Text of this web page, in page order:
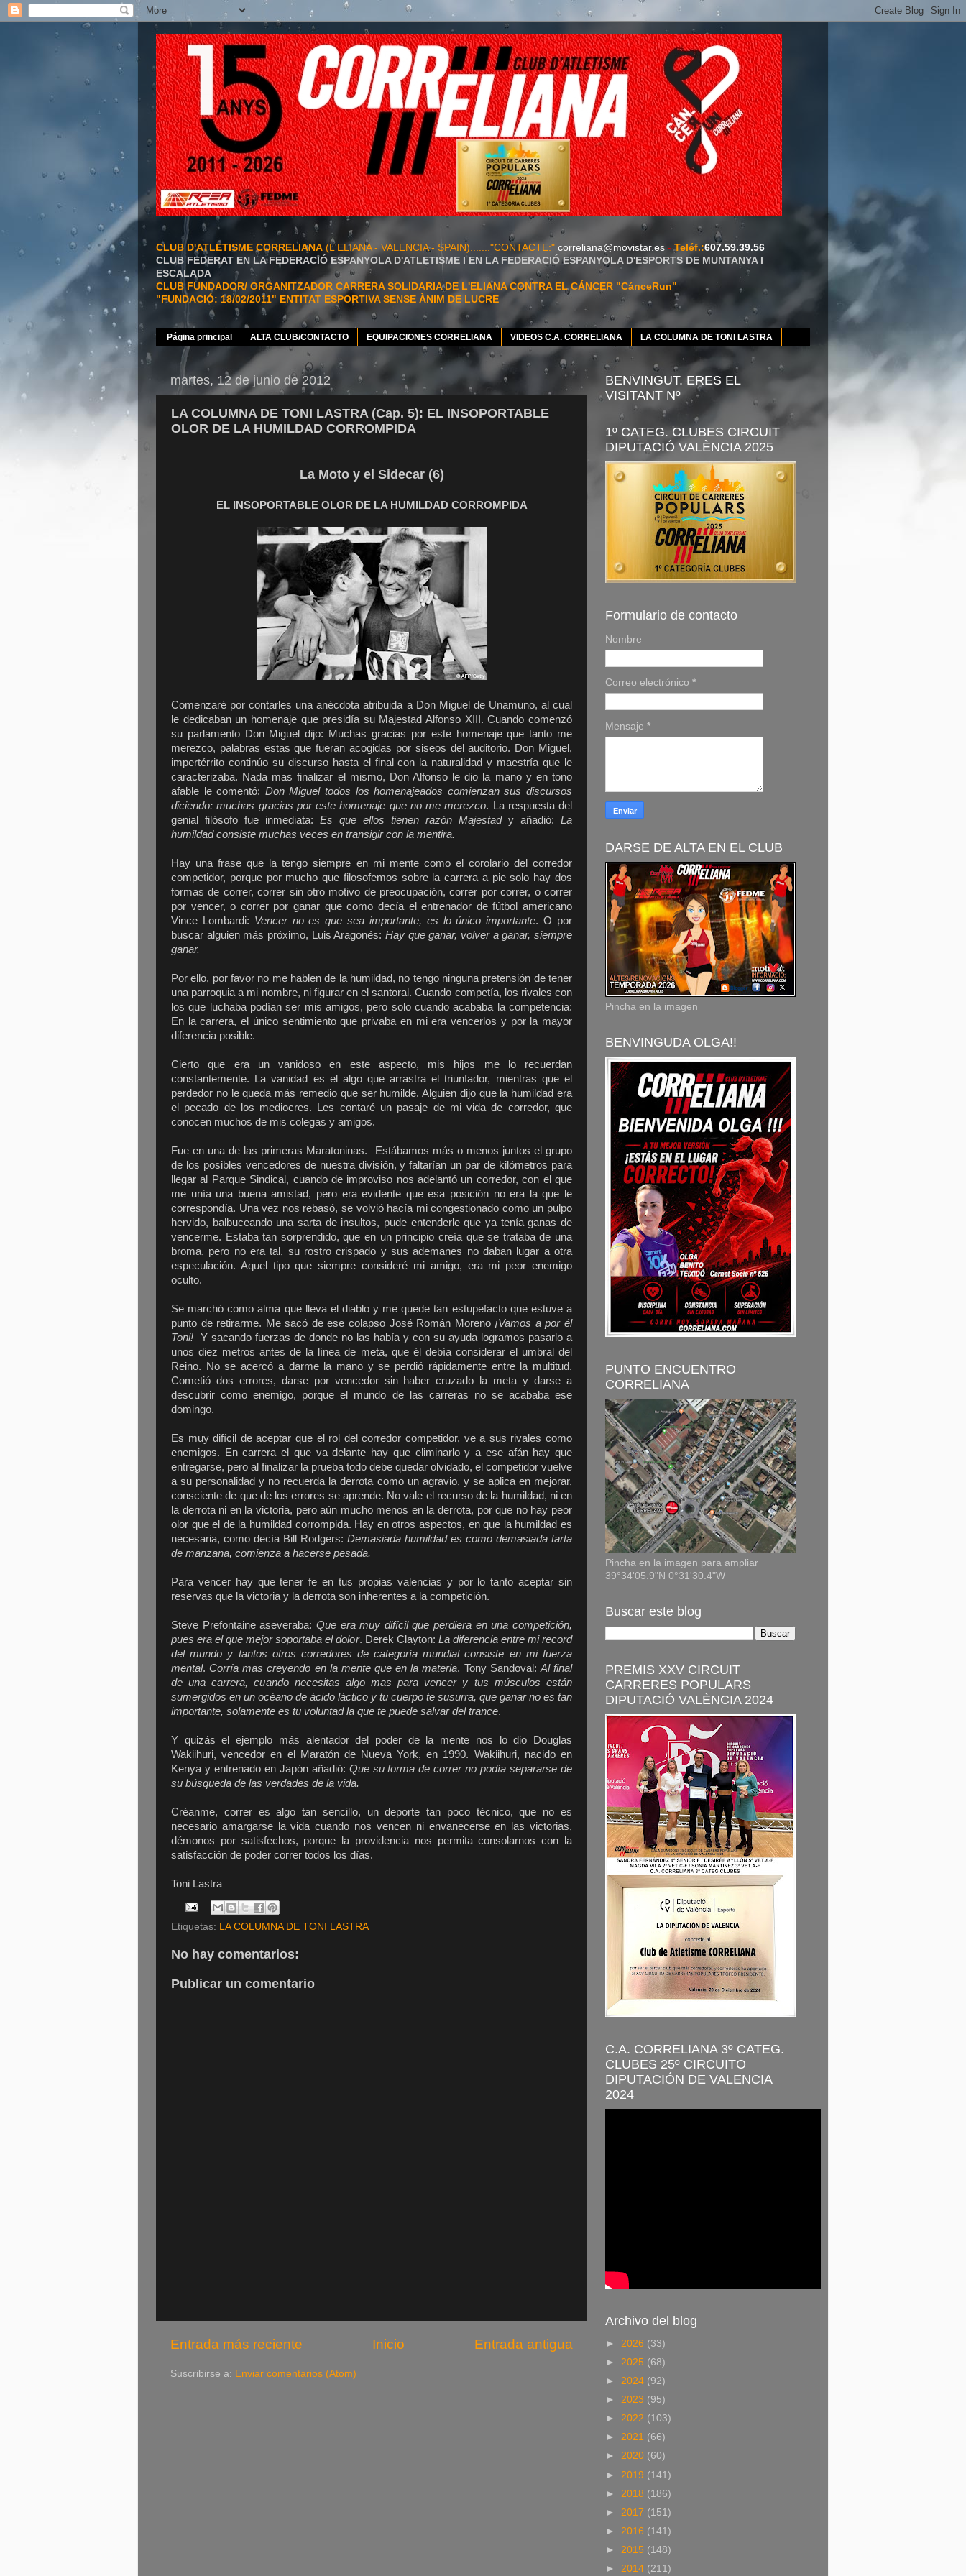
CLUB D'ATLETISME CORRELIANA (L'ELIANA - VALENCIA - SPAIN)......."CONTACTE:" correliana@movistar.es -Teléf.:607.59.39.56
CLUB FEDERAT EN LA FEDERACIÓ ESPANYOLA D'ATLETISME I EN LA FEDERACIÓ ESPANYOLA D'ESPORTS DE MUNTANYA I
ESCALADA
CLUB FUNDADOR/ ORGANITZADOR CARRERA SOLIDARIA DE L'ELIANA CONTRA EL CÁNCER "CánceRun"
"FUNDACIÓ: 18/02/2011" ENTITAT ESPORTIVA SENSE ÀNIM DE LUCRE
Página principal ALTA CLUB/CONTACTO EQUIPACIONES CORRELIANA VIDEOS C.A. CORRELIANA LA COLUMNA DE TONI LASTRA
martes, 12 de junio de 2012
LA COLUMNA DE TONI LASTRA (Cap. 5): EL INSOPORTABLE
OLOR DE LA HUMILDAD CORROMPIDA
La Moto y el Sidecar (6)
EL INSOPORTABLE OLOR DE LA HUMILDAD CORROMPIDA
Comenzaré por contarles una anécdota atribuida a Don Miguel de Unamuno, al cual
le dedicaban un homenaje que presidía su Majestad Alfonso XIII. Cuando comenzó
su parlamento Don Miguel dijo: Muchas gracias por este homenaje que tanto me
merezco, palabras estas que fueran acogidas por siseos del auditorio. Don Miguel,
impertérrito continúo su discurso hasta el final con la naturalidad y maestría que le
caracterizaba. Nada mas finalizar el mismo, Don Alfonso le dio la mano y en tono
afable le comentó: Don Miguel todos los homenajeados comienzan sus discursos
diciendo: muchas gracias por este homenaje que no me merezco. La respuesta del
genial filósofo fue inmediata: Es que ellos tienen razón Majestad y añadió: La
humildad consiste muchas veces en transigir con la mentira.
Hay una frase que la tengo siempre en mi mente como el corolario del corredor
competidor, porque por mucho que filosofemos sobre la carrera a pie solo hay dos
formas de correr, correr sin otro motivo de preocupación, correr por correr, o correr
por vencer, o correr por ganar que como decía el entrenador de fútbol americano
Vince Lombardi: Vencer no es que sea importante, es lo único importante. O por
buscar alguien más próximo, Luis Aragonés: Hay que ganar, volver a ganar, siempre
ganar.
Por ello, por favor no me hablen de la humildad, no tengo ninguna pretensión de tener
una parroquia a mi nombre, ni figurar en el santoral. Cuando competía, los rivales con
los que luchaba podían ser mis amigos, pero solo cuando acababa la competencia:
En la carrera, el único sentimiento que privaba en mi era vencerlos y por la mayor
diferencia posible.
Cierto que era un vanidoso en este aspecto, mis hijos me lo recuerdan
constantemente. La vanidad es el algo que arrastra el triunfador, mientras que el
perdedor no le queda más remedio que ser humilde. Alguien dijo que la humildad era
el pecado de los mediocres. Les contaré un pasaje de mi vida de corredor, que
conocen muchos de mis colegas y amigos.
Fue en una de las primeras Maratoninas. Estábamos más o menos juntos el grupo
de los posibles vencedores de nuestra división, y faltarían un par de kilómetros para
llegar al Parque Sindical, cuando de improviso nos adelantó un corredor, con el que
me unía una buena amistad, pero era evidente que esa posición no era la que le
correspondía. Una vez nos rebasó, se volvió hacía mi congestionado como un pulpo
hervido, balbuceando una sarta de insultos, pude entenderle que ya tenía ganas de
vencerme. Estaba tan sorprendido, que en un principio creía que se trataba de una
broma, pero no era tal, su rostro crispado y sus ademanes no daban lugar a otra
especulación. Aquel tipo que siempre consideré mi amigo, era mi peor enemigo
oculto.
Se marchó como alma que lleva el diablo y me quede tan estupefacto que estuve a
punto de retirarme. Me sacó de ese colapso José Román Moreno ¡Vamos a por él
Toni! Y sacando fuerzas de donde no las había y con su ayuda logramos pasarlo a
unos diez metros antes de la línea de meta, que él debía considerar el umbral del
Reino. No se acercó a darme la mano y se perdió rápidamente entre la multitud.
Cometió dos errores, darse por vencedor sin haber cruzado la meta y darse a
descubrir como enemigo, porque el mundo de las carreras no se acababa ese
domingo.
Es muy difícil de aceptar que el rol del corredor competidor, ve a sus rivales como
enemigos. En carrera el que va delante hay que eliminarlo y a ese afán hay que
entregarse, pero al finalizar la prueba todo debe quedar olvidado, el competidor vuelve
a su personalidad y no recuerda la derrota como un agravio, y se aplica en mejorar,
consciente de que de los errores se aprende. No vale el recurso de la humildad, ni en
la derrota ni en la victoria, pero aún mucho menos en la derrota, por que no hay peor
olor que el de la humildad corrompida. Hay en otros aspectos, en que la humildad es
necesaria, como decía Bill Rodgers: Demasiada humildad es como demasiada tarta
de manzana, comienza a hacerse pesada.
Para vencer hay que tener fe en tus propias valencias y por lo tanto aceptar sin
reservas que la victoria y la derrota son inherentes a la competición.
Steve Prefontaine aseveraba: Que era muy difícil que perdiera en una competición,
pues era el que mejor soportaba el dolor. Derek Clayton: La diferencia entre mi record
del mundo y tantos otros corredores de categoría mundial consiste en mi fuerza
mental.Corría mas creyendo en la mente que en la materia. Tony Sandoval: Al final
de una carrera, cuando necesitas algo mas para vencer y tus músculos están
sumergidos en un océano de ácido láctico y tu cuerpo te susurra, que ganar no es tan
importante, solamente es tu voluntad la que te puede salvar del trance.
Y quizás el ejemplo más alentador del poder de la mente nos lo dio Douglas
Wakiihuri, vencedor en el Maratón de Nueva York, en 1990. Wakiihuri, nacido en
Kenya y entrenado en Japón añadió: Que su forma de correr no podía separarse de
su búsqueda de las verdades de la vida.
Créanme, correr es algo tan sencillo, un deporte tan poco técnico, que no es
necesario amargarse la vida cuando nos vencen ni envanecerse en las victorias,
démonos por satisfechos, porque la providencia nos permita consolarnos con la
satisfacción de poder correr todos los días.
Toni Lastra
Etiquetas: LA COLUMNA DE TONI LASTRA
No hay comentarios:
Publicar un comentario
Entrada más reciente Entrada antigua
Inicio
Suscribirse a: Enviar comentarios (Atom)
BENVINGUT. ERES EL
VISITANT Nº
1º CATEG. CLUBES CIRCUIT
DIPUTACIÓ VALÈNCIA 2025
Formulario de contacto
Nombre
Correo electrónico *
Mensaje *
DARSE DE ALTA EN EL CLUB
Pincha en la imagen
BENVINGUDA OLGA!!
PUNTO ENCUENTRO
CORRELIANA
Pincha en la imagen para ampliar
39°34'05.9"N 0°31'30.4"W
Buscar este blog
PREMIS XXV CIRCUIT
CARRERES POPULARS
DIPUTACIÓ VALÈNCIA 2024
C.A. CORRELIANA 3º CATEG.
CLUBES 25º CIRCUITO
DIPUTACIÓN DE VALENCIA
2024
Archivo del blog
► 2026 (33)
► 2025 (68)
► 2024 (92)
► 2023 (95)
► 2022 (103)
► 2021 (66)
► 2020 (60)
► 2019 (141)
► 2018 (186)
► 2017 (151)
► 2016 (141)
► 2015 (148)
► 2014 (211)